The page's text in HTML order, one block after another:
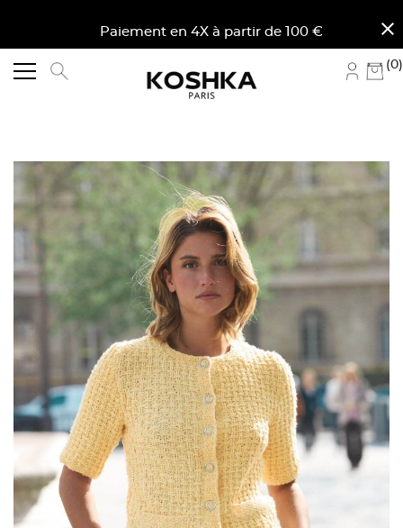
Paiement en 4X à partir de 100 € d'achat en close
(0)